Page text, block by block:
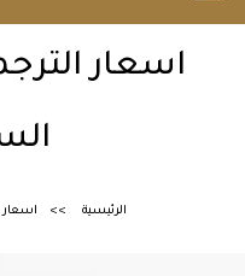
اسعار
الرئيسية اسعار